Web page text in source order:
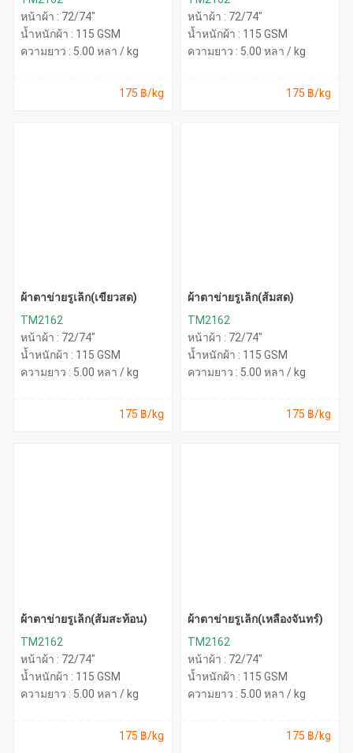
หน้าผ้า : 72/74"
น้ำหนักผ้า : 115 GSM
ความยาว : 5.00 หลา / kg
175 ฿/kg
หน้าผ้า : 72/74"
น้ำหนักผ้า : 115 GSM
ความยาว : 5.00 หลา / kg
175 ฿/kg
ผ้าตาข่ายรูเล็ก(เขียวสด)
TM2162
หน้าผ้า : 72/74"
น้ำหนักผ้า : 115 GSM
ความยาว : 5.00 หลา / kg
175 ฿/kg
ผ้าตาข่ายรูเล็ก(ส้มสด)
TM2162
หน้าผ้า : 72/74"
น้ำหนักผ้า : 115 GSM
ความยาว : 5.00 หลา / kg
175 ฿/kg
ผ้าตาข่ายรูเล็ก(ส้มสะท้อน)
TM2162
หน้าผ้า : 72/74"
น้ำหนักผ้า : 115 GSM
ความยาว : 5.00 หลา / kg
175 ฿/kg
ผ้าตาข่ายรูเล็ก(เหลืองจันทร์)
TM2162
หน้าผ้า : 72/74"
น้ำหนักผ้า : 115 GSM
ความยาว : 5.00 หลา / kg
175 ฿/kg